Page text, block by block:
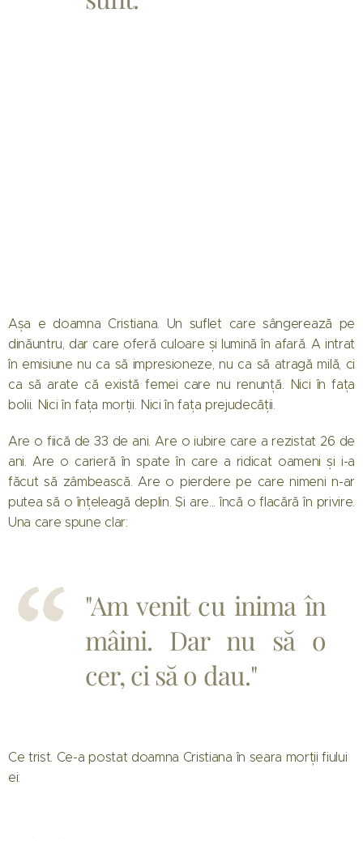
Așa e doamna Cristiana. Un suflet care sângerează pe
dinăuntru, dar care oferă culoare și lumină în afară. A intrat
în emisiune nu ca să impresioneze, nu ca să atragă milă, ci
ca să arate că există femei care nu renunță. Nici în fața
bolii. Nici în fața morții. Nici în fața prejudecății.
Are o fiică de 33 de ani. Are o iubire care a rezistat 26 de
ani. Are o carieră în spate în care a ridicat oameni și i-a
făcut să zâmbească. Are o pierdere pe care nimeni n-ar
putea să o înțeleagă deplin. Și are... încă o flacără în privire.
Una care spune clar:
"Am venit cu inima în
mâini. Dar nu să o
cer, ci să o dau."
Ce trist. Ce-a postat doamna Cristiana în seara morții fiului
ei: